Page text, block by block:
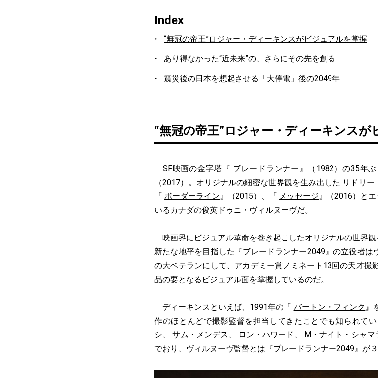
Index
“無冠の帝王”ロジャー・ディーキンスがビジュアルを掌握
あり得なかった“近未来”の、さらにその先を創る
震災後の日本を想起させる「大停電」後の2049年
“無冠の帝王”ロジャー・ディーキンスが
SF映画の金字塔『 ブレードランナー 』（1982）の35年
（2017）。オリジナルの細密な世界観を生み出した リドリー
『 ボーダーライン』（2015）、『 メッセージ』（2016）と
いるカナダの俊英ドゥニ・ヴィルヌーヴだ。
映画界にビジュアル革命を巻き起こしたオリジナルの世界
新たな地平を目指した『ブレードランナー2049』の立役者
の大ベテランにして、アカデミー賞ノミネート13回の天才撮
品の要となるビジュアル面を掌握しているのだ。
ディーキンスといえば、1991年の『 バートン・フィンク 』
作のほとんどで撮影監督を担当してきたことでも知られて
シ、サム・メンデス 、 ロン・ハワード 、 M・ナイト・シャマ
でおり、ヴィルヌーヴ監督とは『ブレードランナー2049』が３